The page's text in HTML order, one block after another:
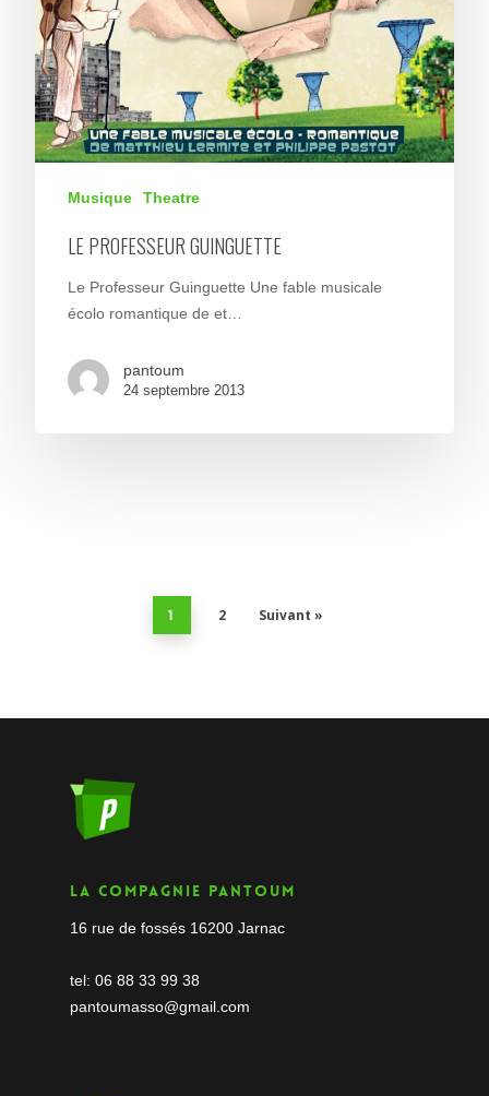
Musique Theatre
LE PROFESSEUR GUINGUETTE
Le Professeur Guinguette Une fable musicale
écolo romantique de et…
pantoum
24 septembre 2013
1 2 Suivant »
La compagnie Pantoum
16 rue de fossés 16200 Jarnac
tel: 06 88 33 99 38
pantoumasso@gmail.com